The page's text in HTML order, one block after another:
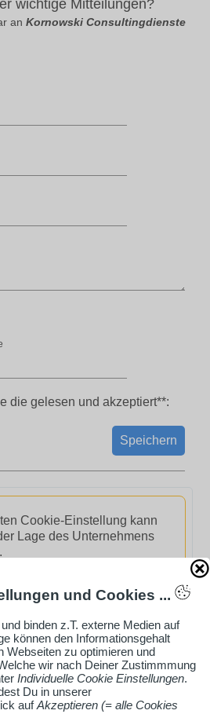
wichtige Mitteilungen?
an Kornowski Consultingdienste
die gelesen und akzeptiert**:
Speichern
Cookie-Einstellung kann
Lage des Unternehmens
aktivieren
und Cookies ...
binden z.T. externe Medien auf
können den Informationsgehalt
Webseiten zu optimieren und
wir nach Deiner Zustimmmung
Individuelle Cookie Einstellungen.
Du in unserer
aufAkzeptieren (= alle Cookies